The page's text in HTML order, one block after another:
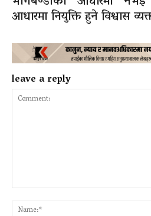
आधारमा नियुक्ति हुने विश्वास
leave a reply